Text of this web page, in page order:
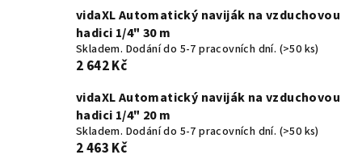
vidaXL Automatický naviják na vzduchovou
hadici 1/4" 30 m
Skladem. Dodání do 5-7 pracovních dní. (>50 ks)
2 642 Kč
vidaXL Automatický naviják na vzduchovou
hadici 1/4" 20 m
Skladem. Dodání do 5-7 pracovních dní. (>50 ks)
2 463 Kč